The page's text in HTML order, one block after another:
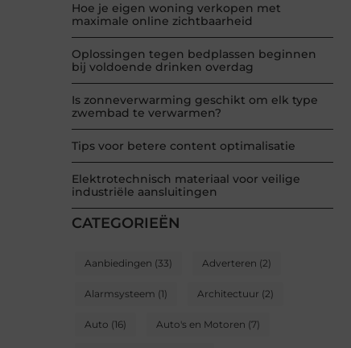
Hoe je eigen woning verkopen met
maximale online zichtbaarheid
Oplossingen tegen bedplassen beginnen
bij voldoende drinken overdag
Is zonneverwarming geschikt om elk type
zwembad te verwarmen?
Tips voor betere content optimalisatie
Elektrotechnisch materiaal voor veilige
industriële aansluitingen
CATEGORIEËN
Aanbiedingen (33) Adverteren (2)
Alarmsysteem (1) Architectuur (2)
Auto (16) Auto's en Motoren (7)